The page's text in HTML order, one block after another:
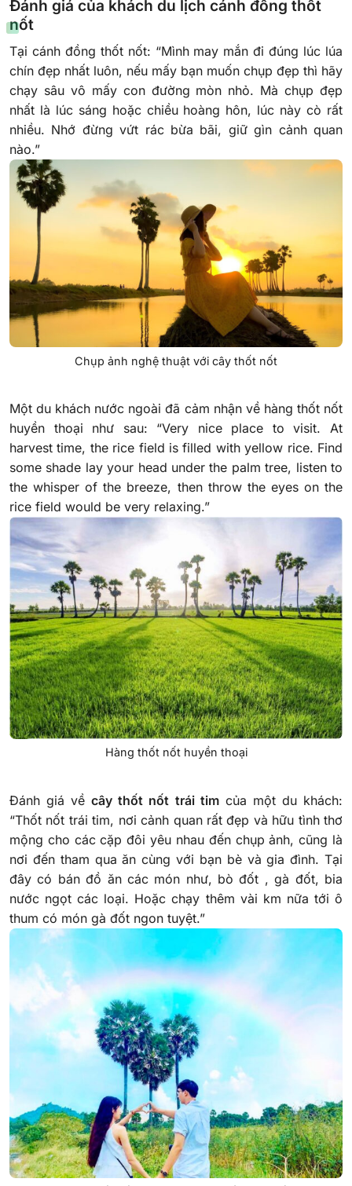
Đánh giá của khách du lịch cánh đồng thốt
nốt
Tại cánh đồng thốt nốt: “Mình may mắn đi đúng lúc lúa
chín đẹp nhất luôn, nếu mấy bạn muốn chụp đẹp thì hãy
chạy sâu vô mấy con đường mòn nhỏ. Mà chụp đẹp
nhất là lúc sáng hoặc chiều hoàng hôn, lúc này cò rất
nhiều. Nhớ đừng vứt rác bừa bãi, giữ gìn cảnh quan
nào.”
Chụp ảnh nghệ thuật với cây thốt nốt
Một du khách nước ngoài đã cảm nhận về hàng thốt nốt
huyền thoại như sau: “Very nice place to visit. At
harvest time, the rice field is filled with yellow rice. Find
some shade lay your head under the palm tree, listen to
the whisper of the breeze, then throw the eyes on the
rice field would be very relaxing.”
Hàng thốt nốt huyền thoại
Đánh giá vềcây thốt nốt trái timcủa một du khách:
“Thốt nốt trái tim, nơi cảnh quan rất đẹp và hữu tình thơ
mộng cho các cặp đôi yêu nhau đến chụp ảnh, cũng là
nơi đến tham qua ăn cùng với bạn bè và gia đình. Tại
đây có bán đồ ăn các món như, bò đốt , gà đốt, bia
nước ngọt các loại. Hoặc chạy thêm vài km nữa tới ô
thum có món gà đốt ngon tuyệt.”